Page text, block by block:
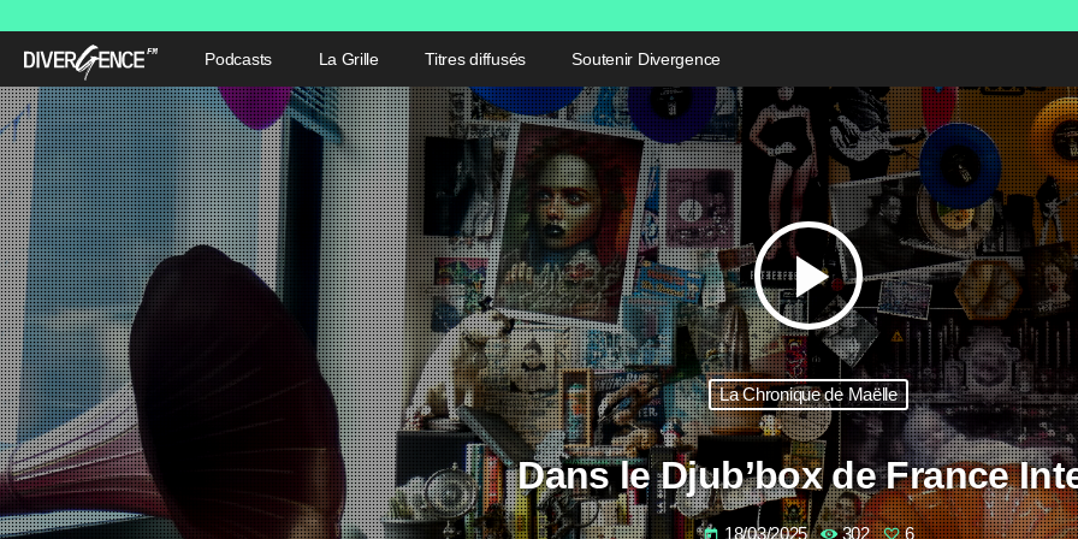
Podcasts La Grille Titres diffusés Soutenir Divergence
play_arrow
La Chronique de Maëlle
Dans le Djub’box de France
today 18/03/2025 302 6